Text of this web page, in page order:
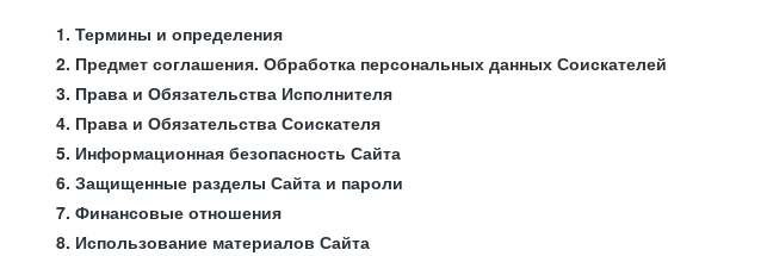
1. Термины и определения
2. Предмет соглашения. Обработка персональных данных Соискателей
3. Права и Обязательства Исполнителя
4. Права и Обязательства Соискателя
5. Информационная безопасность Сайта
6. Защищенные разделы Сайта и пароли
7. Финансовые отношения
8. Использование материалов Сайта